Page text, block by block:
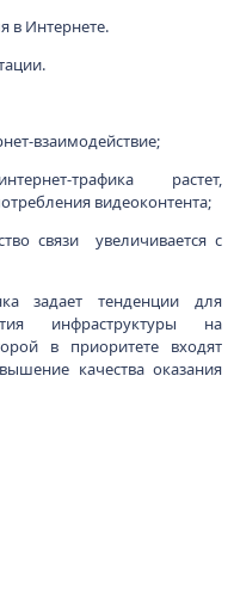
в Интернете.
взаимодействие;
трафика растет,
видеоконтента;
связи увеличивается с
задает тенденции для
инфраструктуры на
в приоритете входят
качества оказания